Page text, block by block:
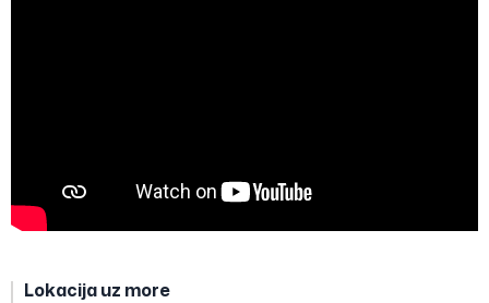
Lokacija uz more